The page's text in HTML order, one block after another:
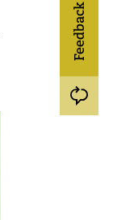
Feedback